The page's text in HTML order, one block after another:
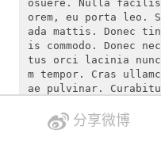
分享微博